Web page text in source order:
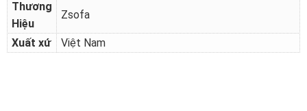
Thương
Hiệu
Zsofa
Xuất xứ Việt Nam